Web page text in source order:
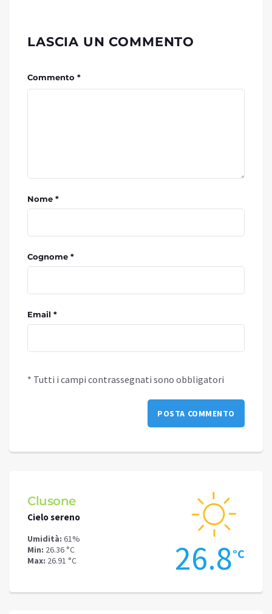
LASCIA UN COMMENTO
Commento *
Nome *
Cognome *
Email *
* Tutti i campi contrassegnati sono obbligatori
°C
Schilpario
Cielo sereno
Umidità:
Min:
Max:
23